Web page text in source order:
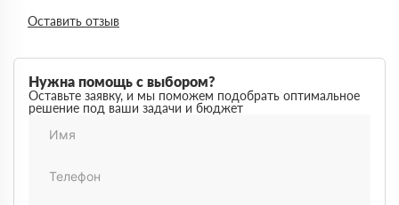
Максим
03 марта 2026
Немного запутался в видах утеплителей но помогли
разобратсья, менеджеры быстро связались и помогли
Заказывал утеплитель для дачи. Объем небольшой, но
отношение нормальное, наверное будем заказывать еще
Оставить отзыв
Нужна помощь с выбором?
Оставьте заявку, и мы поможем подобрать оптимальное
решение под ваши задачи и бюджет